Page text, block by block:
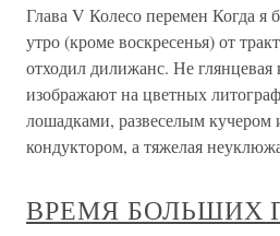
Глава V Колесо перемен Когда я
утро (кроме воскресенья) от
отходил дилижанс. Не глянцевая
изображают на цветных
лошадками, развеселым
кондуктором, а тяжелая
ВРЕМЯ БОЛЬШИХ